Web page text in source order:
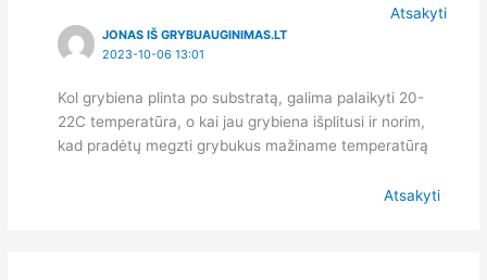
Atsakyti
JONAS IŠ GRYBUAUGINIMAS.LT
2023-10-06 13:01
Kol grybiena plinta po substratą, galima palaikyti 20-
22C temperatūra, o kai jau grybiena išplitusi ir norim,
kad pradėtų megzti grybukus mažiname temperatūrą
Atsakyti